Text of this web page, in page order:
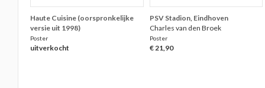
Haute Cuisine (oorspronkelijke
versie uit 1998)
Poster
uitverkocht
PSV Stadion, Eindhoven
Charles van den Broek
Poster
€ 21,90